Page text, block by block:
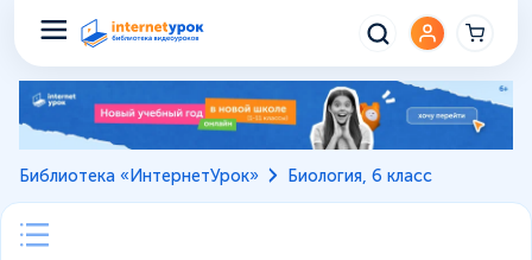
Библиотека «ИнтернетУрок» Биология, 6 класс